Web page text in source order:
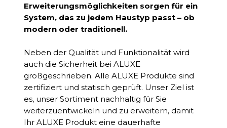
Erweiterungsmöglichkeiten sorgen für ein
System, das zu jedem Haustyp passt – ob
modern oder traditionell.
Neben der Qualität und Funktionalität wird
auch die Sicherheit bei ALUXE
großgeschrieben. Alle ALUXE Produkte sind
zertifiziert und statisch geprüft. Unser Ziel ist
es, unser Sortiment nachhaltig für Sie
weiterzuentwickeln und zu erweitern, damit
Ihr ALUXE Produkt eine dauerhafte